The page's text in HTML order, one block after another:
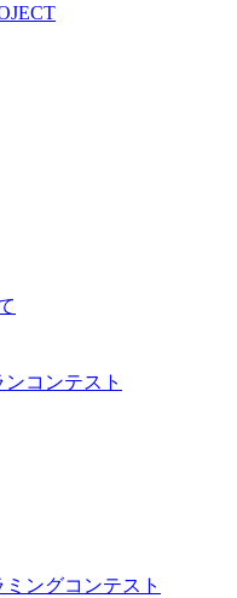
コンテスト
ングコンテスト